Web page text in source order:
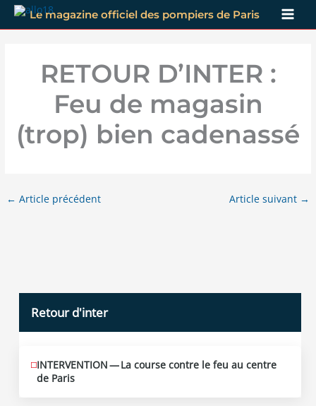
Aller
au
Le magazine officiel des pompiers de Paris
RETOUR D’INTER :
Feu de magasin
(trop) bien cadenassé
← Article précédent Article suivant →
Retour d'inter
JUIN
12
INTERVENTION — La course contre le feu au centre
de Paris